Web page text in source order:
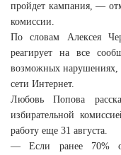
пройдет кампания, —
комиссии.
По словам Алексея
реагирует на все
возможных
сети Интернет.
Любовь Попова
избирательной
работу еще 31 августа.
— Если ранее 70%